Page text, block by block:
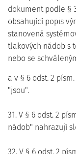
dokument podle §
obsahující popis
stanovená
tlakových nádob s
nebo se
a v § 6 odst. 2
"jsou".
31. V § 6 odst. 2
nádob" nahrazují
32. V § 6 odst. 2